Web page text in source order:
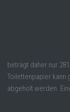
beträgt daher nur
Toilettenpapier kann
abgeholt werden.